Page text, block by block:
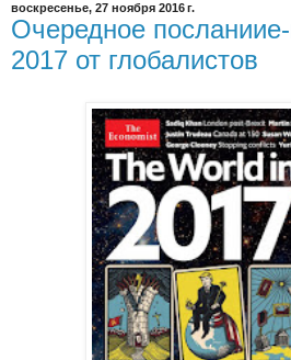
воскресенье, 27 ноября 2016 г.
Очередное
2017 от глобалистов